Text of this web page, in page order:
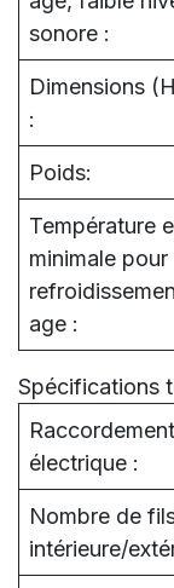
sonore :
Dimensions
:
Poids:
Température
minimale pour
age :
Spécifications
Raccordement
électrique :
Nombre de
intérieure/